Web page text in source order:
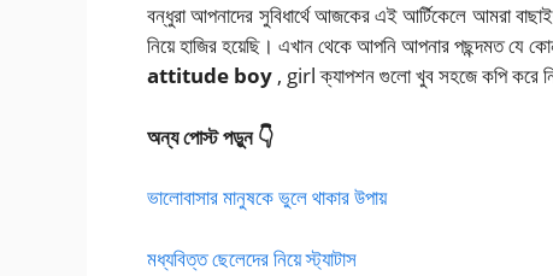
বন্ধুরা আপনাদের সুবিধার্থে আজকের এই আর্টিকেলে আমরা
নিয়ে হাজির হয়েছি। এখান থেকে আপনি আপনার পছন্দমত যে
attitude boy , girl ক্যাপশন গুলো খুব সহজে কপি করে
অন্য পোস্ট পড়ুন 👇
ভালোবাসার মানুষকে ভুলে থাকার উপায়
মধ্যবিত্ত ছেলেদের নিয়ে স্ট্যাটাস